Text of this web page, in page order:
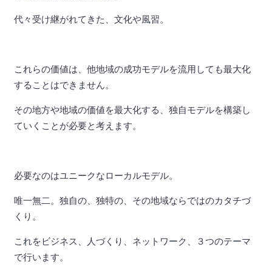
代々受け継がれてきた、文化や風習。
これらの価値は、他地域の成功モデルを流用しても最大化
することはできません。
その地方や地域の価値を最大化する、独自モデルを構築し
ていくことが必要と考えます。
必要なのはユニークなローカルモデル。
唯一無二。独自の、独特の、その地域ならではのカタチづ
くり。
これをビジネス、人づくり、ネットワーク、３つのテーマ
で行います。